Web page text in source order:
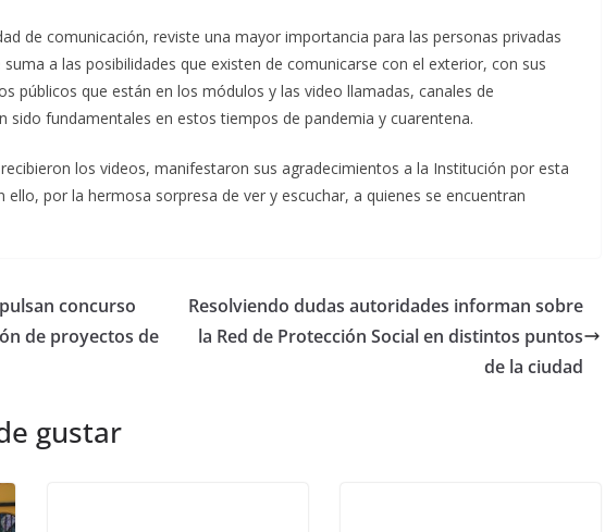
de comunicación, reviste una mayor importancia para las personas privadas
a las posibilidades que existen de comunicarse con el exterior, con sus
públicos que están en los módulos y las video llamadas, canales de
sido fundamentales en estos tiempos de pandemia y cuarentena.
los videos, manifestaron sus agradecimientos a la Institución por esta
por la hermosa sorpresa de ver y escuchar, a quienes se encuentran
concurso
de proyectos de
Resolviendo dudas autoridades informan sobre
la Red de Protección Social en distintos puntos
de la ciudad
gustar